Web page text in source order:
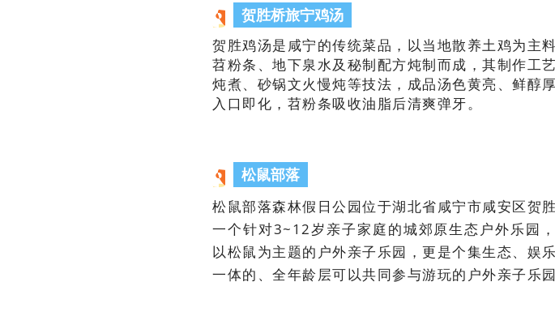
贺胜桥旅宁鸡汤
贺胜鸡汤是咸宁的传统菜品，以当地散养土鸡为主
苕粉条、地下泉水及秘制配方炖制而成，其制作工
炖煮、砂锅文火慢炖等技法，成品汤色黄亮、鲜醇
入口即化，苕粉条吸收油脂后清爽弹牙。
松鼠部落
松鼠部落森林假日公园位于湖北省咸宁市咸安区贺
一个针对3~12岁亲子家庭的城郊原生态户外乐园
以松鼠为主题的户外亲子乐园，更是个集生态、娱
一体的、全年龄层可以共同参与游玩的户外亲子乐园